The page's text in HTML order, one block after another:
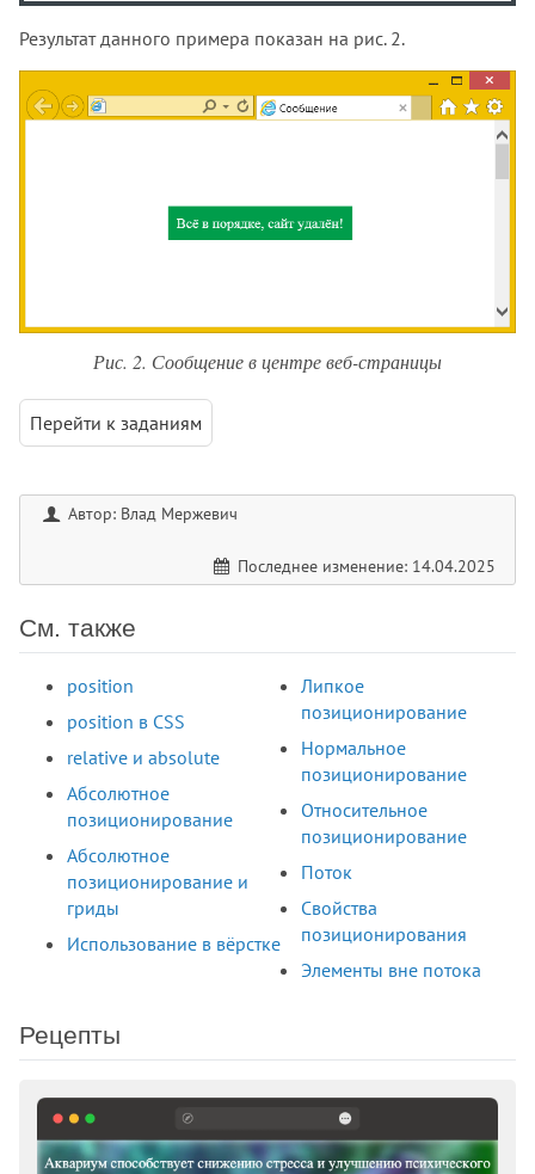
Результат данного примера показан на рис. 2.
Рис. 2. Сообщение в центре веб-страницы
Перейти к заданиям
Автор: Влад Мержевич
Последнее изменение: 14.04.2025
См. также
position
position в CSS
relative и absolute
Абсолютное
позиционирование
Абсолютное
позиционирование и
гриды
Использование в вёрстке
Липкое
позиционирование
Нормальное
позиционирование
Относительное
позиционирование
Поток
Свойства
позиционирования
Элементы вне потока
Рецепты